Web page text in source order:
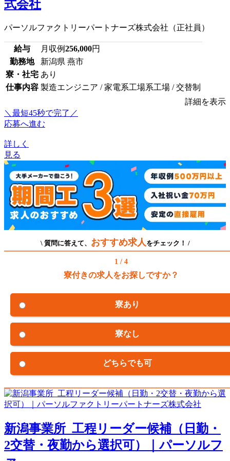
式会社
パーソルファクトリーパートナーズ株式会社（正社員）
給与 月収例256,000円
勤務地
新潟県 燕市
寮・社宅 あり
仕事内容 製造エンジニア / 家電系工場系工場 / 交替制
詳細を表示
＼最短45秒で完了／
応募へ進む
詳しく
見る
\ 質問に答えて、 おすすめ求人 をチェック！ /
1 / 4
寮付きの求人をお探しですか？
寮あり
寮なし
どちらでも可
新潟事業所_工程リーダー候補（日勤・
2交替・夜勤から選択可）｜パーソルフ